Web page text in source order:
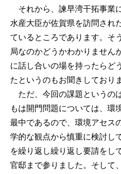
それから、諫早湾干拓事業
水産大臣が佐賀県を訪問され
ているところであります。そ
局なのかどうかわかりません
に話し合いの場を持ったらど
たというのもお聞きしており
ただ、今回の課題というの
もは開門問題については、環
最中であるので、環境アセス
学的な観点から慎重に検討し
を繰り返し繰り返し要請をし
官邸まで参りました。そして